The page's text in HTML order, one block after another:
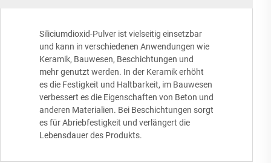
Siliciumdioxid-Pulver ist vielseitig einsetzbar
und kann in verschiedenen Anwendungen wie
Keramik, Bauwesen, Beschichtungen und
mehr genutzt werden. In der Keramik erhöht
es die Festigkeit und Haltbarkeit, im Bauwesen
verbessert es die Eigenschaften von Beton und
anderen Materialien. Bei Beschichtungen sorgt
es für Abriebfestigkeit und verlängert die
Lebensdauer des Produkts.